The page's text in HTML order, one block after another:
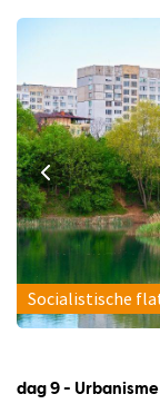
Socialistische
dag 9 -